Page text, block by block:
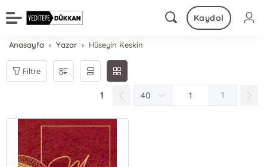
Kaydol
Anasayfa Yazar Hüseyin Keskin
Filtre
1 1